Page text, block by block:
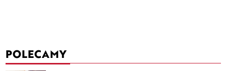
POLECAMY